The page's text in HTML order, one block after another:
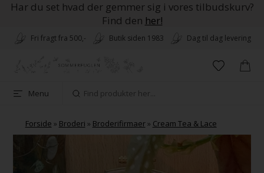
Har du set hvad der gemmer sig i vores tilbudskurv?
Find den her!
Fri fragt fra 500,- Butik siden 1983 Dag til dag levering
Menu
Forside » Broderi » Broderifirmaer» Cream Tea & Lace